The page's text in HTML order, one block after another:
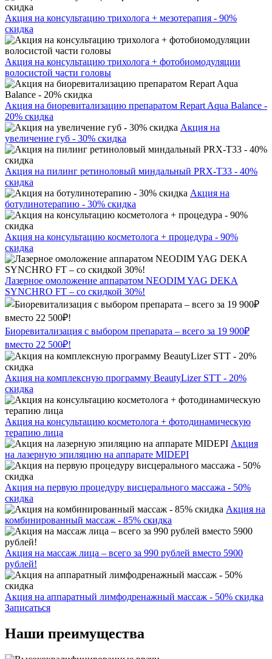
Акция на консультацию трихолога + мезотерапия - 90%
скидка
Акция на консультацию трихолога + фотобиомодуляции
волосистой части головы
Акция на биоревитализацию препаратом Repart Aqua Balance -
20% скидка
Акция на
увеличение губ - 30% скидка
Акция на пилинг ретиноловый миндальный PRX-T33 - 40%
скидка
Акция на
ботулинотерапию - 30% скидка
Акция на консультацию косметолога + процедура - 90%
скидка
Лазерное омоложение аппаратом NEODIM YAG DEKA
SYNCHRO FT – со скидкой 30%!
Биоревитализация с выбором препарата – всего за 19 900₽
вместо 22 500₽!
Акция на комплексную программу BeautyLizer STT - 20%
скидка
Акция на консультацию косметолога + фотодинамическую
терапию лица
Акция
на лазерную эпиляцию на аппарате MIDEPI
Акция на первую процедуру висцерального массажа - 50%
скидка
Акция на
комбинированный массаж - 85% скидка
Акция на массаж лица – всего за 990 рублей вместо 5900
рублей!
Акция на аппаратный лимфодренажный массаж - 50% скидка
Записаться
Наши преимущества